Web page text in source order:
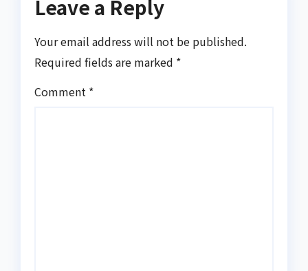
Leave a Reply
Your email address will not be published.
Required fields are marked *
Comment *